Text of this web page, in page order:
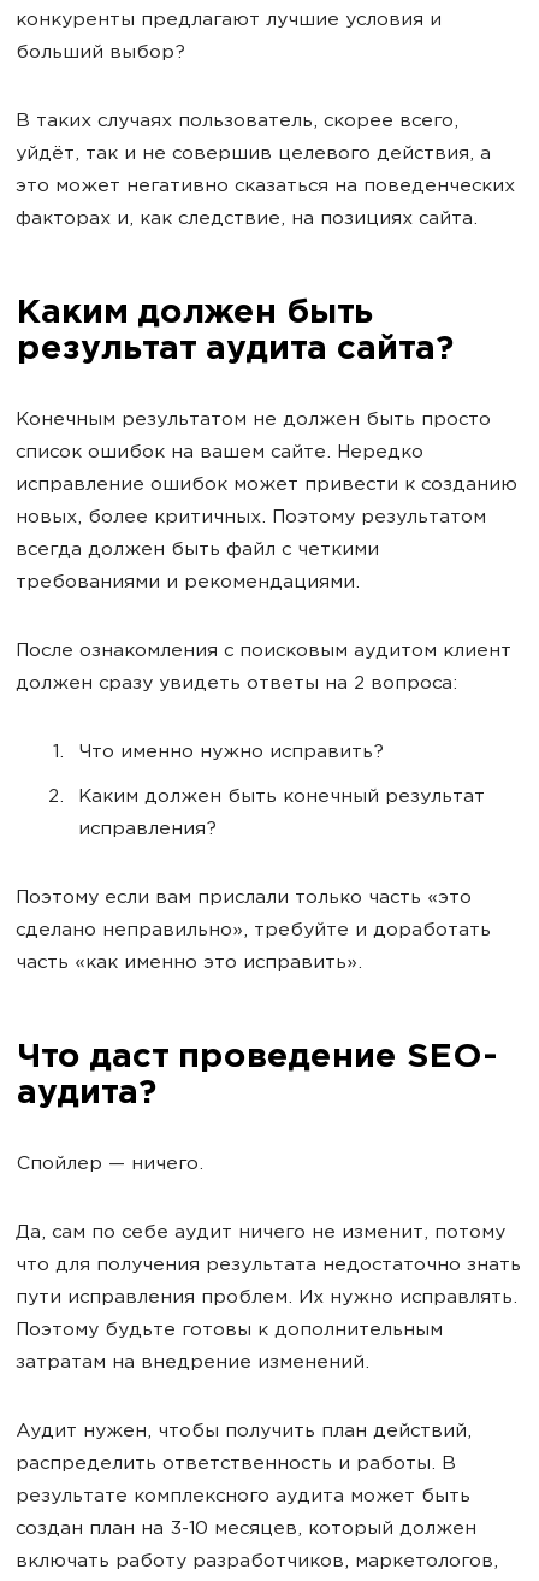
конкуренты предлагают лучшие условия и
больший выбор?
В таких случаях пользователь, скорее всего,
уйдёт, так и не совершив целевого действия, а
это может негативно сказаться на поведенческих
факторах и, как следствие, на позициях сайта.
Каким должен быть
результат аудита сайта?
Конечным результатом не должен быть просто
список ошибок на вашем сайте. Нередко
исправление ошибок может привести к созданию
новых, более критичных. Поэтому результатом
всегда должен быть файл с четкими
требованиями и рекомендациями.
После ознакомления с поисковым аудитом клиент
должен сразу увидеть ответы на 2 вопроса:
Что именно нужно исправить?
Каким должен быть конечный результат
исправления?
Поэтому если вам прислали только часть «это
сделано неправильно», требуйте и доработать
часть «как именно это исправить».
Что даст проведение SEO-
аудита?
Спойлер — ничего.
Да, сам по себе аудит ничего не изменит, потому
что для получения результата недостаточно знать
пути исправления проблем. Их нужно исправлять.
Поэтому будьте готовы к дополнительным
затратам на внедрение изменений.
Аудит нужен, чтобы получить план действий,
распределить ответственность и работы. В
результате комплексного аудита может быть
создан план на 3-10 месяцев, который должен
включать работу разработчиков, маркетологов,